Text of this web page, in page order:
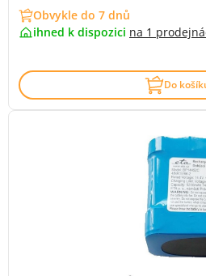
Obvykle do 7 dnů
ihned k dispozici na 1
Do